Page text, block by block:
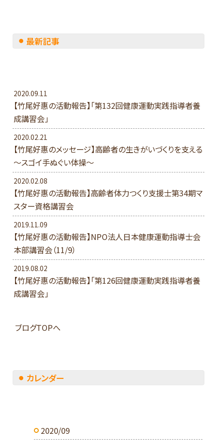
最新記事
2020.09.11
【竹尾好惠の活動報告】「第132回健康運動実践指導者養
成講習会」
2020.02.21
【竹尾好惠のメッセージ】高齢者の生きがいづくりを支える
～スゴイ手ぬぐい体操～
2020.02.08
【竹尾好惠の活動報告】高齢者体力つくり支援士第34期マ
スター資格講習会
2019.11.09
【竹尾好惠の活動報告】NPO法人日本健康運動指導士会
本部講習会（11/9）
2019.08.02
【竹尾好惠の活動報告】「第126回健康運動実践指導者養
成講習会」
ブログTOPへ
カレンダー
2020/09